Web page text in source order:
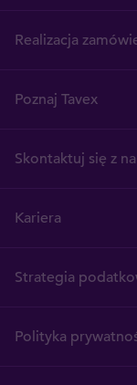
Realizacja
Poznaj Tavex
Skontaktuj się z
Kariera
Strategia
Polityka